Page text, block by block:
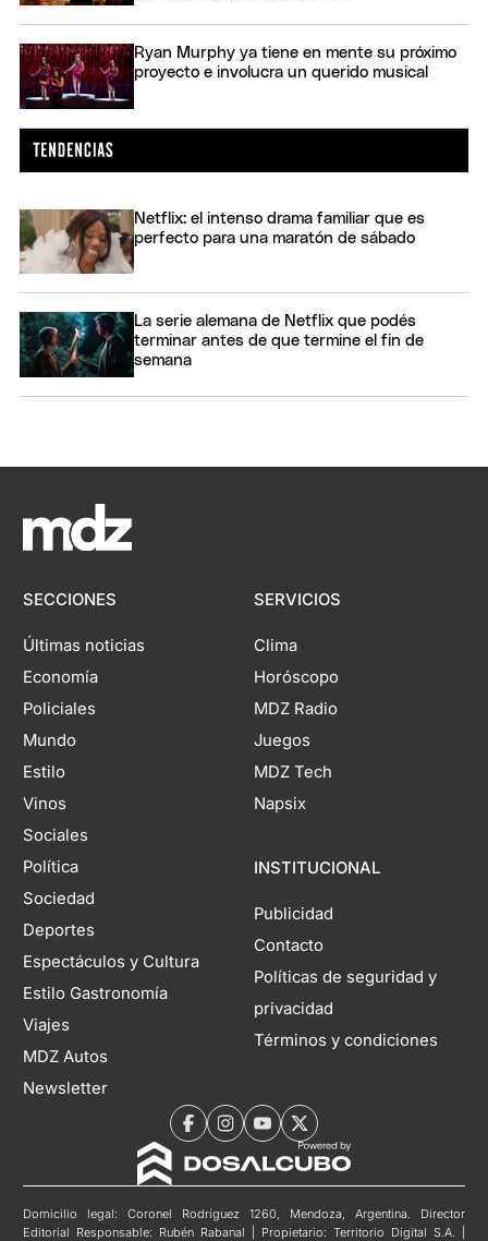
Ryan Murphy ya tiene en mente su próximo
proyecto e involucra un querido musical
Netflix: el intenso drama familiar que es
perfecto para una maratón de sábado
La serie alemana de Netflix que podés
terminar antes de que termine el fin de
semana
SECCIONES
Últimas noticias
Economía
Policiales
Mundo
Estilo
Vinos
Sociales
Política
Sociedad
Deportes
Espectáculos y Cultura
Estilo Gastronomía
Viajes
MDZ Autos
Newsletter
SERVICIOS
Clima
Horóscopo
MDZ Radio
Juegos
MDZ Tech
Napsix
INSTITUCIONAL
Publicidad
Contacto
Políticas de seguridad y
privacidad
Términos y condiciones
Domicilio legal: Coronel Rodríguez 1260, Mendoza, Argentina. Director
Editorial Responsable: Rubén Rabanal | Propietario: Territorio Digital S.A. |